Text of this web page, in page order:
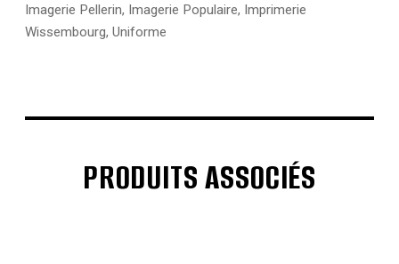
Imagerie Pellerin, Imagerie Populaire, Imprimerie
Wissembourg, Uniforme
PRODUITS ASSOCIÉS